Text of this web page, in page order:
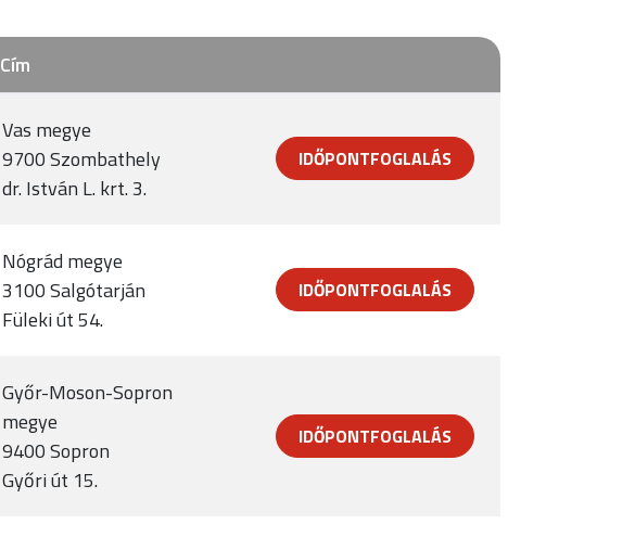
Cím
Vas megye
9700 Szombathely
dr. István L. krt. 3.
IDŐPONTFOGLALÁS
Nógrád megye
3100 Salgótarján
Füleki út 54.
IDŐPONTFOGLALÁS
Győr-Moson-Sopron
megye
9400 Sopron
Győri út 15.
IDŐPONTFOGLALÁS